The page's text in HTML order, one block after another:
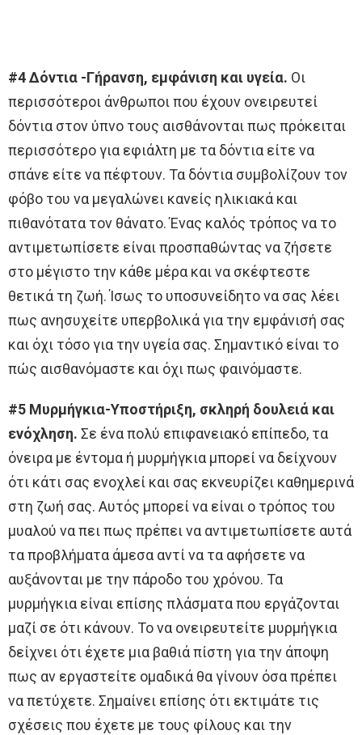
#4 Δόντια -Γήρανση, εμφάνιση και υγεία. Οι
περισσότεροι άνθρωποι που έχουν ονειρευτεί
δόντια στον ύπνο τους αισθάνονται πως πρόκειται
περισσότερο για εφιάλτη με τα δόντια είτε να
σπάνε είτε να πέφτουν. Τα δόντια συμβολίζουν τον
φόβο του να μεγαλώνει κανείς ηλικιακά και
πιθανότατα τον θάνατο. Ένας καλός τρόπος να το
αντιμετωπίσετε είναι προσπαθώντας να ζήσετε
στο μέγιστο την κάθε μέρα και να σκέφτεστε
θετικά τη ζωή. Ίσως το υποσυνείδητο να σας λέει
πως ανησυχείτε υπερβολικά για την εμφάνισή σας
και όχι τόσο για την υγεία σας. Σημαντικό είναι το
πώς αισθανόμαστε και όχι πως φαινόμαστε.
#5 Μυρμήγκια-Υποστήριξη, σκληρή δουλειά και
ενόχληση. Σε ένα πολύ επιφανειακό επίπεδο, τα
όνειρα με έντομα ή μυρμήγκια μπορεί να δείχνουν
ότι κάτι σας ενοχλεί και σας εκνευρίζει καθημερινά
στη ζωή σας. Αυτός μπορεί να είναι ο τρόπος του
μυαλού να πει πως πρέπει να αντιμετωπίσετε αυτά
τα προβλήματα άμεσα αντί να τα αφήσετε να
αυξάνονται με την πάροδο του χρόνου. Τα
μυρμήγκια είναι επίσης πλάσματα που εργάζονται
μαζί σε ότι κάνουν. Το να ονειρευτείτε μυρμήγκια
δείχνει ότι έχετε μια βαθιά πίστη για την άποψη
πως αν εργαστείτε ομαδικά θα γίνουν όσα πρέπει
να πετύχετε. Σημαίνει επίσης ότι εκτιμάτε τις
σχέσεις που έχετε με τους φίλους και την